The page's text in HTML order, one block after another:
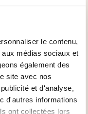
le contenu,
médias sociaux et
également des
site avec nos
et d'analyse,
d'autres informations
ont collectées lors